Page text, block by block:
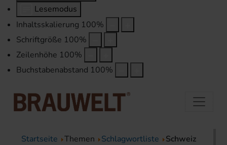
Lesemodus
Inhaltsskalierung 100%
Schriftgröße 100%
Zeilenhöhe 100%
Buchstabenabstand 100%
Startseite Themen Schlagwortliste Schweiz